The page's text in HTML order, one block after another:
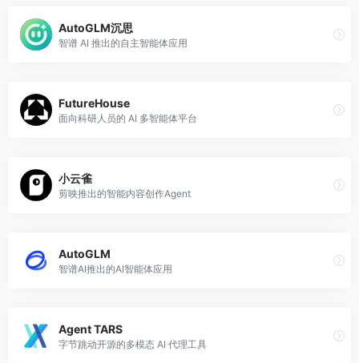
AutoGLM沉思
智谱 AI 推出的自主智能体应用
FutureHouse
面向科研人员的 AI 多智能体平台
小云雀
剪映推出的智能内容创作Agent
AutoGLM
智谱AI推出的AI智能体应用
Agent TARS
字节跳动开源的多模态 AI 代理工具